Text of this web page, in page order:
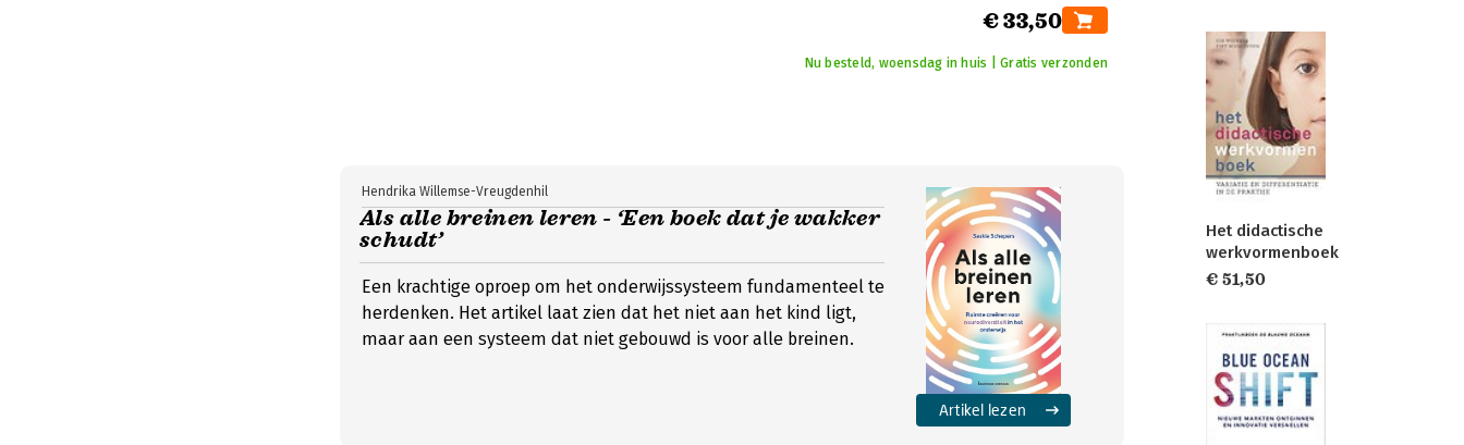
€ 33,50
Nu besteld, woensdag in huis | Gratis verzonden
Als alle breinen leren - ‘Een boek dat je wakker
schudt’
Hendrika Willemse-Vreugdenhil
Een krachtige oproep om het onderwijssysteem fundamenteel te
herdenken. Het artikel laat zien dat het niet aan het kind ligt,
maar aan een systeem dat niet gebouwd is voor alle breinen.
Artikel lezen
Het didactische
werkvormenboek
€ 51,50